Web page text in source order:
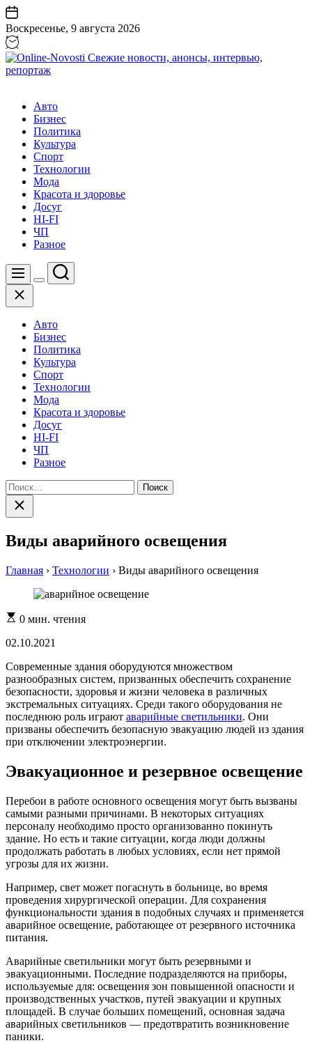
Перейти
к
содержанию
Воскресенье, 9 августа 2026
Свежие
новости,
анонсы,
интервью,
репортаж
Авто
Бизнес
Политика
Культура
Спорт
Технологии
Мода
Красота и здоровье
Досуг
HI-FI
ЧП
Разное
Меню
Цвет
Поиск
Закрыть
Авто
Бизнес
Политика
Культура
Спорт
Технологии
Мода
Красота и здоровье
Досуг
HI-FI
ЧП
Разное
Найти:
Закрыть
поиск
Виды аварийного освещения
Главная › Технологии › Виды аварийного освещения
Расчетное
чтения
0 мин. чтения
02.10.2021
Современные здания оборудуются множеством
разнообразных систем, призванных обеспечить сохранение
безопасности, здоровья и жизни человека в различных
экстремальных ситуациях. Среди такого оборудования не
последнюю роль играют аварийные светильники. Они
призваны обеспечить безопасную эвакуацию людей из здания
при отключении электроэнергии.
Эвакуационное и резервное освещение
Перебои в работе основного освещения могут быть вызваны
самыми разными причинами. В некоторых ситуациях
персоналу необходимо просто организованно покинуть
здание. Но есть и такие ситуации, когда люди должны
продолжать работать в любых условиях, если нет прямой
угрозы для их жизни.
Например, свет может погаснуть в больнице, во время
проведения хирургической операции. Для сохранения
функциональности здания в подобных случаях и применяется
аварийное освещение, работающее от резервного источника
питания.
Аварийные светильники могут быть резервными и
эвакуационными. Последние подразделяются на приборы,
используемые для: освещения зон повышенной опасности и
производственных участков, путей эвакуации и крупных
площадей. В случае больших помещений, основная задача
аварийных светильников — предотвратить возникновение
паники.